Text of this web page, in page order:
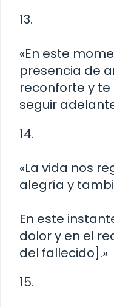
13.
«En este
presencia de
reconforte y
seguir
14.
«La vida nos
alegría y
En este
dolor y en el
del fallecido].»
15.